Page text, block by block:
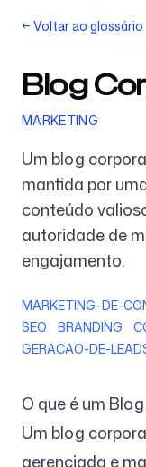
Início
Para
Para
Blog
← Voltar ao glossário
Blog
MARKETING
Um blog
mantida por
conteúdo
autoridade de
engajamento.
MARKETING-DE-
SEO
BRANDING
GERACAO-DE-
O que é um
Um blog
gerenciada e